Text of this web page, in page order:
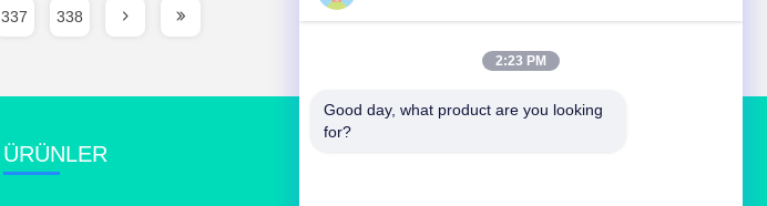
337 338
ÜRÜNLER
2:23 PM
Good day, what product are you looking
for?